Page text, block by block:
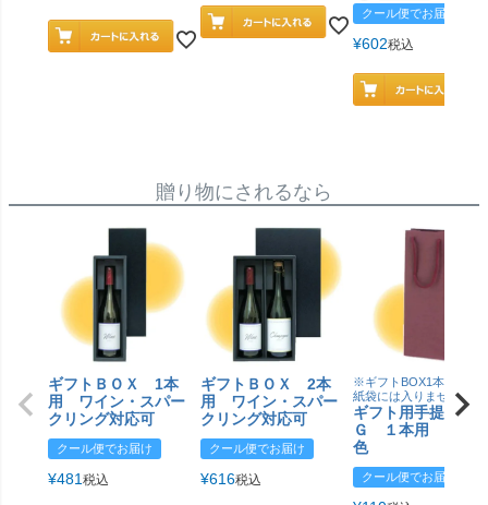
クール便でお届け
¥602税込
贈り物にされるなら
ギフトＢＯＸ 1本
用 ワイン・スパー
クリング対応可
クール便でお届け
¥481税込
ギフトＢＯＸ 2本
用 ワイン・スパー
クリング対応可
クール便でお届け
¥616税込
※ギフトBOX1本用はこ
紙袋には入りません
ギフト用手提げＢ
Ｇ １本用 エン
色
クール便でお届け